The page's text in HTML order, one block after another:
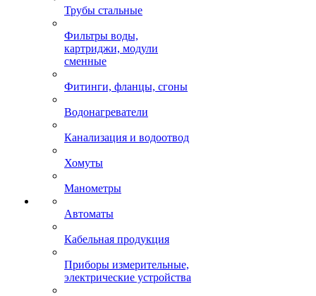
Трубы стальные
Фильтры воды,
картриджи, модули
сменные
Фитинги, фланцы, сгоны
Водонагреватели
Канализация и водоотвод
Хомуты
Манометры
Автоматы
Кабельная продукция
Приборы измерительные,
электрические устройства